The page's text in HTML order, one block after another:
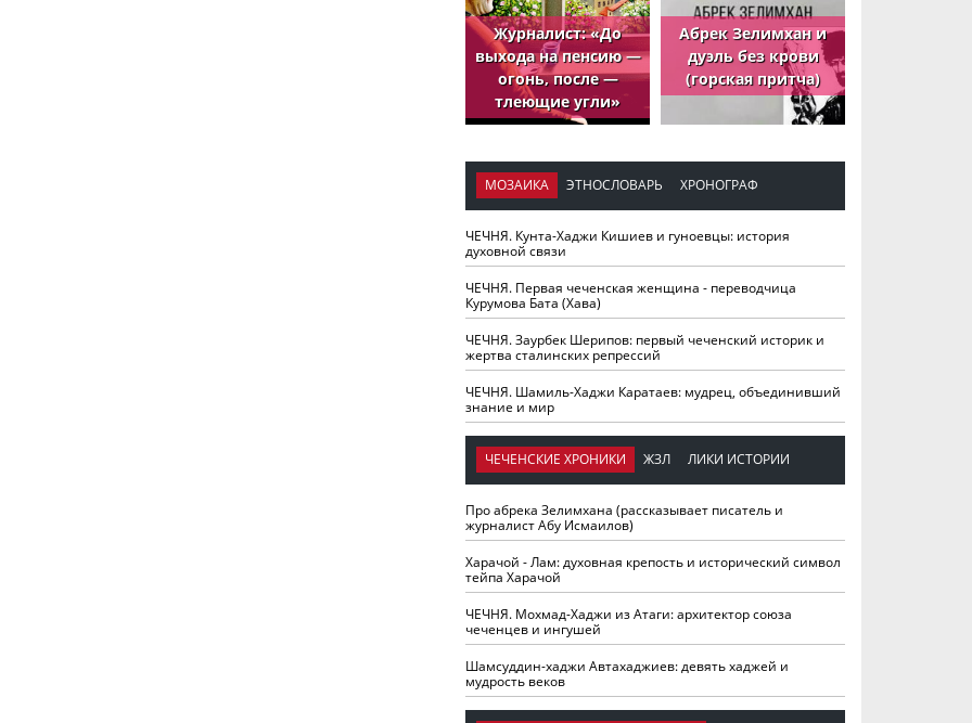
Журналист: «До
выхода на пенсию —
огонь, после —
тлеющие угли»
Абрек Зелимхан и
дуэль без крови
(горская притча)
МОЗАИКА ЭТНОСЛОВАРЬ ХРОНОГРАФ
ЧЕЧНЯ. Кунта-Хаджи Кишиев и гуноевцы: история
духовной связи
ЧЕЧНЯ. Первая чеченская женщина - переводчица
Курумова Бата (Хава)
ЧЕЧНЯ. Заурбек Шерипов: первый чеченский историк и
жертва сталинских репрессий
ЧЕЧНЯ. Шамиль-Хаджи Каратаев: мудрец, объединивший
знание и мир
ЧЕЧЕНСКИЕ ХРОНИКИ ЖЗЛ ЛИКИ ИСТОРИИ
Про абрека Зелимхана (рассказывает писатель и
журналист Абу Исмаилов)
Харачой - Лам: духовная крепость и исторический символ
тейпа Харачой
ЧЕЧНЯ. Мохмад-Хаджи из Атаги: архитектор союза
чеченцев и ингушей
Шамсуддин-хаджи Автахаджиев: девять хаджей и
мудрость веков